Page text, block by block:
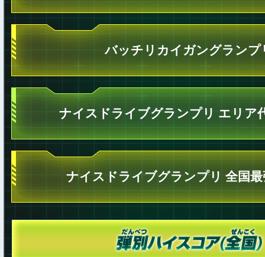
バッチリカイガングランプ
ナイスドライブグランプリ エリア
ナイスドライブグランプリ 全国